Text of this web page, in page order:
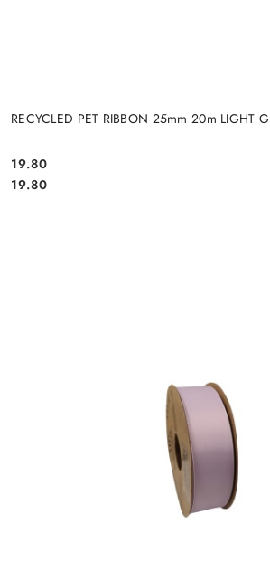
RECYCLED PET RIBBON 25mm 20m LIGHT
Cena:
19.80
Cena:
19.80